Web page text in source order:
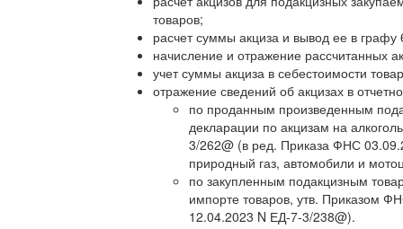
товаров;
расчет суммы акциза и вывод ее в
начисление и отражение рассчитанных
учет суммы акциза в себестоимости
отражение сведений об акцизах в
по проданным произведенным
декларации по акцизам на
3/262@ (в ред. Приказа ФНС
природный газ, автомобили и
по закупленным подакцизным
импорте товаров, утв. Приказом
12.04.2023 N ЕД-7-3/238@).